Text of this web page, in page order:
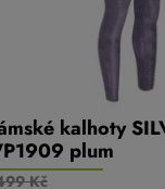
kalhoty
plum
Kč